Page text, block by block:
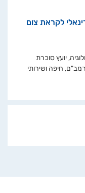
לקראת צום
יועץ סוכרת
חיפה ושירותי